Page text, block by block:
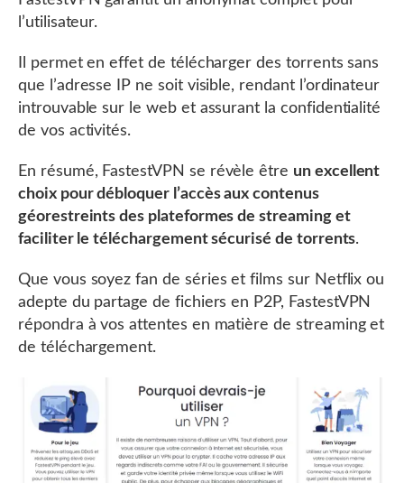
l’utilisateur.
Il permet en effet de télécharger des torrents sans
que l’adresse IP ne soit visible, rendant l’ordinateur
introuvable sur le web et assurant la confidentialité
de vos activités.
En résumé, FastestVPN se révèle être un excellent
choix pour débloquer l’accès aux contenus
géorestreints des plateformes de streaming et
faciliter le téléchargement sécurisé de torrents.
Que vous soyez fan de séries et films sur Netflix ou
adepte du partage de fichiers en P2P, FastestVPN
répondra à vos attentes en matière de streaming et
de téléchargement.